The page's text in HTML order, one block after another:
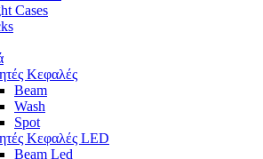
Cases
Κεφαλές
Beam
Wash
Spot
Κεφαλές LED
Beam Led